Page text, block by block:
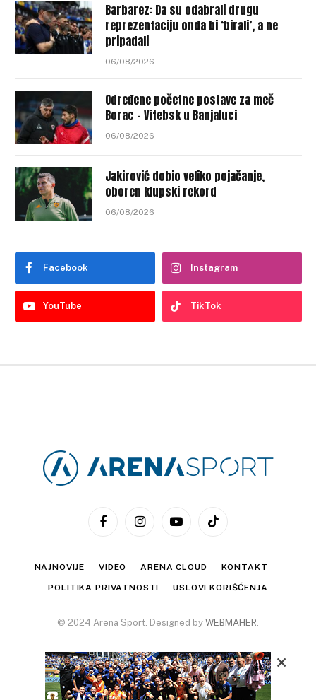
Barbarez: Da su odabrali drugu
reprezentaciju onda bi ‘birali’, a ne
pripadali
06/08/2026
Određene početne postave za meč
Borac – Vitebsk u Banjaluci
06/08/2026
Jakirović dobio veliko pojačanje,
oboren klupski rekord
06/08/2026
Facebook Instagram
YouTube TikTok
FacebookInstagramYouTubeTikTok
NAJNOVIJE VIDEO ARENA CLOUD KONTAKT
POLITIKA PRIVATNOSTI USLOVI KORIŠĆENJA
© 2024 Arena Sport. Designed by WEBMAHER
×